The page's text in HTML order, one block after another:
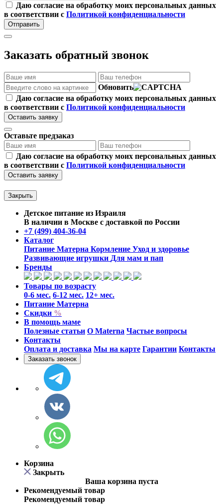
Даю согласие на обработку моих персональных данных
в соответствии с Политикой конфиденциальности
Отправить
Заказать обратный звонок
Обновить
Даю согласие на обработку моих персональных данных
в соответствии с Политикой конфиденциальности
Оставить заявку
Оставьте предзаказ
Даю согласие на обработку моих персональных данных
в соответствии с Политикой конфиденциальности
Оставить заявку
Закрыть
Детское питание из Израиля
В наличии в Москве с доставкой по России
+7 (499) 404-36-04
Каталог
Питание Матерна Кормление Уход и здоровье
Развивающие игрушки Для мам и пап
Бренды
Товары по возрасту
0-6 мес. 6-12 мес. 12+ мес.
Питание Матерна
Скидки %
В помощь маме
Полезные статьи O Materna Частые вопросы
Контакты
Оплата и доставка Мы на карте Гарантии Контакты
Заказать звонок
Корзина
Закрыть
Ваша корзина пуста
Рекомендуемый товар
Рекомендуемый товар